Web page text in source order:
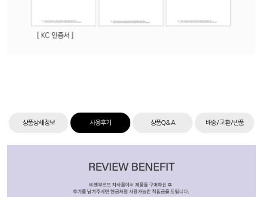
상품상세정보 사용후기 상품Q&A 배송/교환/반품